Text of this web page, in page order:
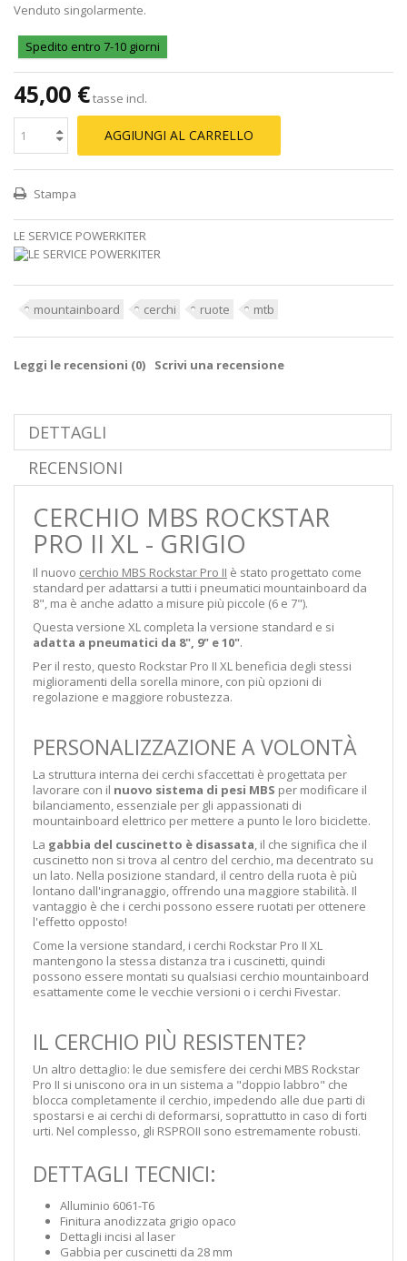
Venduto singolarmente.
Spedito entro 7-10 giorni
45,00 €tasse incl.
AGGIUNGI AL CARRELLO
Stampa
LE SERVICE POWERKITER
mountainboard cerchi ruote mtb
Leggi le recensioni (0) Scrivi una recensione
DETTAGLI
RECENSIONI
CERCHIO MBS ROCKSTAR
PRO II XL - GRIGIO
Il nuovo cerchio MBS Rockstar Pro II è stato progettato come
standard per adattarsi a tutti i pneumatici mountainboard da
8", ma è anche adatto a misure più piccole (6 e 7").
Questa versione XL completa la versione standard e si
adatta a pneumatici da 8", 9" e 10".
Per il resto, questo Rockstar Pro II XL beneficia degli stessi
miglioramenti della sorella minore, con più opzioni di
regolazione e maggiore robustezza.
PERSONALIZZAZIONE A VOLONTÀ
La struttura interna dei cerchi sfaccettati è progettata per
lavorare con il nuovo sistema di pesi MBS per modificare il
bilanciamento, essenziale per gli appassionati di
mountainboard elettrico per mettere a punto le loro biciclette.
La gabbia del cuscinetto è disassata, il che significa che il
cuscinetto non si trova al centro del cerchio, ma decentrato su
un lato. Nella posizione standard, il centro della ruota è più
lontano dall'ingranaggio, offrendo una maggiore stabilità. Il
vantaggio è che i cerchi possono essere ruotati per ottenere
l'effetto opposto!
Come la versione standard, i cerchi Rockstar Pro II XL
mantengono la stessa distanza tra i cuscinetti, quindi
possono essere montati su qualsiasi cerchio mountainboard
esattamente come le vecchie versioni o i cerchi Fivestar.
IL CERCHIO PIÙ RESISTENTE?
Un altro dettaglio: le due semisfere dei cerchi MBS Rockstar
Pro II si uniscono ora in un sistema a "doppio labbro" che
blocca completamente il cerchio, impedendo alle due parti di
spostarsi e ai cerchi di deformarsi, soprattutto in caso di forti
urti. Nel complesso, gli RSPROII sono estremamente robusti.
DETTAGLI TECNICI:
Alluminio 6061-T6
Finitura anodizzata grigio opaco
Dettagli incisi al laser
Gabbia per cuscinetti da 28 mm